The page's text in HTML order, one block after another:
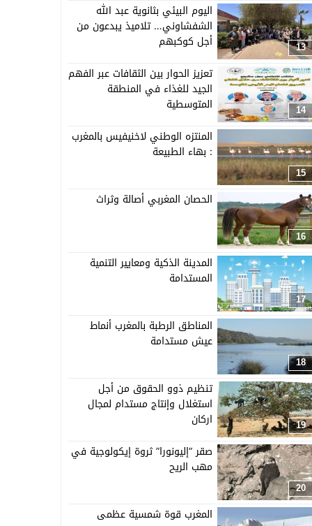
13
اليوم البيئي بثانوية عبد الله
الشفشاوني… تلاميذ يبدعون من
أجل كوكبهم
14
تعزيز الحوار بين الثقافات عبر الفهم
الجيد للغذاء في المنطقة
المتوسطية
15
المنتزه الوطني لاخنيفيس بالمغرب
: بهاء الطبيعة
16
الحصان المغربي أصالة وثراث
17
المدينة الذكية ومعايير التنمية
المستدامة
18
المناطق الرطبة بالمغرب أنماط
عيش مستدامة
19
تنظيم ذوو الحقوق من أجل
استغلال وإنتاج مستدام لمجال
اركان
20
صقر “إليونورا” ثروة إيكولوجية في
مهب الريح
المغرب قوة شمسية عظمى